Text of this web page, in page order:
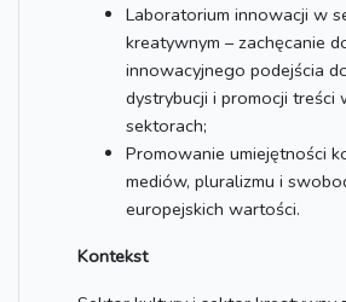
Laboratorium innowacji w
kreatywnym – zachęcanie
innowacyjnego podejścia
dystrybucji i promocji treści
sektorach;
Promowanie umiejętności
mediów, pluralizmu i
europejskich wartości.
Kontekst